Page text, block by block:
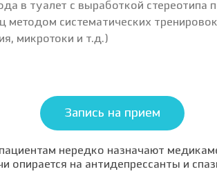
в туалет с выработкой стереотипа
систематических тренировок
микротоки и т.д.)
Запись на прием
пациентам нередко назначают
опирается на антидепрессанты и